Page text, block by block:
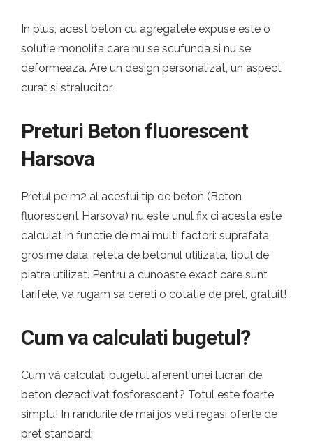
In plus, acest beton cu agregatele expuse este o
solutie monolita care nu se scufunda si nu se
deformeaza. Are un design personalizat, un aspect
curat si stralucitor.
Preturi Beton fluorescent
Harsova
Pretul pe m2 al acestui tip de beton (Beton
fluorescent Harsova) nu este unul fix ci acesta este
calculat in functie de mai multi factori: suprafata,
grosime dala, reteta de betonul utilizata, tipul de
piatra utilizat. Pentru a cunoaste exact care sunt
tarifele, va rugam sa cereti o cotatie de pret, gratuit!
Cum va calculati bugetul?
Cum vă calculați bugetul aferent unei lucrari de
beton dezactivat fosforescent? Totul este foarte
simplu! In randurile de mai jos veti regasi oferte de
pret standard: